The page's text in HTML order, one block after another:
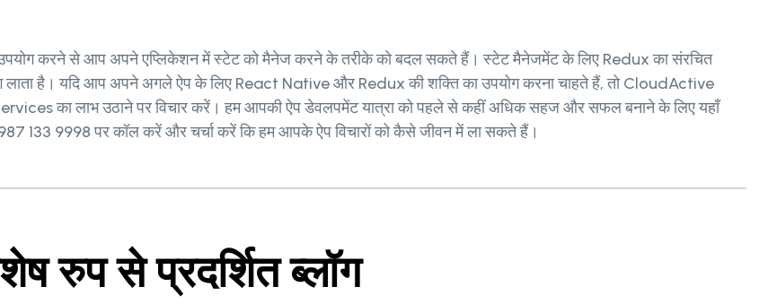
करने से आप अपने एप्लिकेशन में स्टेट को मैनेज करने के तरीके को बदल सकते हैं। स्टेट मैनेजमेंट के लिए Redux का संरचित
लाता है। यदि आप अपने अगले ऐप के लिए React Native और Redux की शक्ति का उपयोग करना चाहते हैं, तो CloudActive
का लाभ उठाने पर विचार करें। हम आपकी ऐप डेवलपमेंट यात्रा को पहले से कहीं अधिक सहज और सफल बनाने के लिए यहाँ
133 9998 पर कॉल करें और चर्चा करें कि हम आपके ऐप विचारों को कैसे जीवन में ला सकते हैं।
रुप से प्रदर्शित ब्लॉग